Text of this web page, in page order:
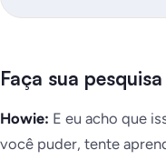
Faça sua pesquisa
Howie: E eu acho que
você puder, tente